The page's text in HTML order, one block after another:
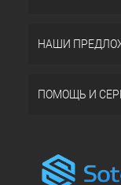
НАШИ
ПОМОЩЬ И